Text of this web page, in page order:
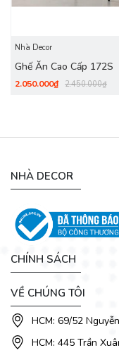
Bên cạnh một
cũng luôn quan tâm
bán bàn ghế ăn đẹp
các mẫu ghế ăn đẹp
phong cách và chất
Nhà Decor
Ghế Ăn Cao Cấp 172S
2.050.000₫ 2.450.000₫
NHÀ DECOR
CHÍNH SÁCH
VỀ CHÚNG TÔI
HCM: 69/52
HCM: 445 Trần